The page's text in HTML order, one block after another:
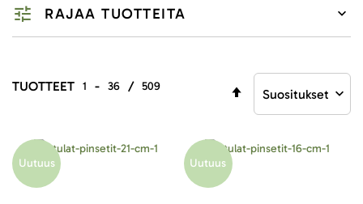
TUOTTEET 1 - 36 / 509
Aseta
Uutuus Uutuus
RAJAA TUOTTEITA